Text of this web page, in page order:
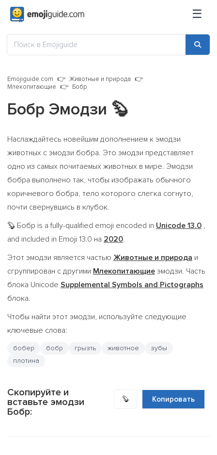
☰
Emojiguide.com
Животные и природа
Млекопитающие
Бобр
Бобр Эмодзи 🦫
Наслаждайтесь новейшим дополнением к эмодзи
животных с эмодзи бобра. Это эмодзи представляет
одно из самых почитаемых животных в мире. Эмодзи
бобра выполнено так, чтобы изображать обычного
коричневого бобра, тело которого слегка согнуто,
почти свернувшись в клубок.
🦫 Бобр is a fully-qualified emoji encoded in Unicode 13.0 ,
and included in Emoji 13.0 на 2020.
Этот эмодзи является частью Животные и природа и
сгруппирован с другими Млекопитающие эмодзи. Часть
блока Unicode Supplemental Symbols and Pictographs
блока.
Чтобы найти этот эмодзи, используйте следующие
ключевые слова:
бобер бобр грызть животное
зубы
плотина
Скопируйте и
вставьте эмодзи
Бобр:
🦫 Копировать